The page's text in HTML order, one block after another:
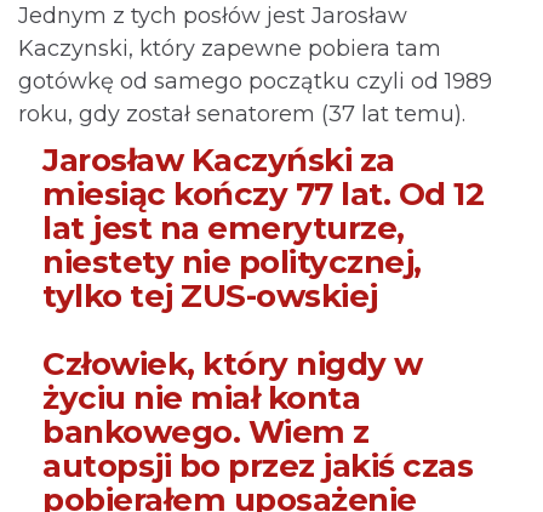
Jednym z tych posłów jest Jarosław
Kaczynski, który zapewne pobiera tam
gotówkę od samego początku czyli od 1989
roku, gdy został senatorem (37 lat temu).
Jarosław Kaczyński za
miesiąc kończy 77 lat. Od 12
lat jest na emeryturze,
niestety nie politycznej,
tylko tej ZUS-owskiej
Człowiek, który nigdy w
życiu nie miał konta
bankowego. Wiem z
autopsji bo przez jakiś czas
pobierałem uposażenie